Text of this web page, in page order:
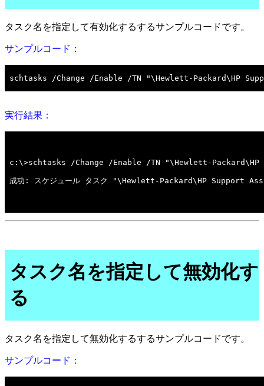
タスク名を指定して有効化するするサンプルコードです。
サンプルコード：
実行結果：
タスク名を指定して無効化す
る
タスク名を指定して無効化するするサンプルコードです。
サンプルコード：